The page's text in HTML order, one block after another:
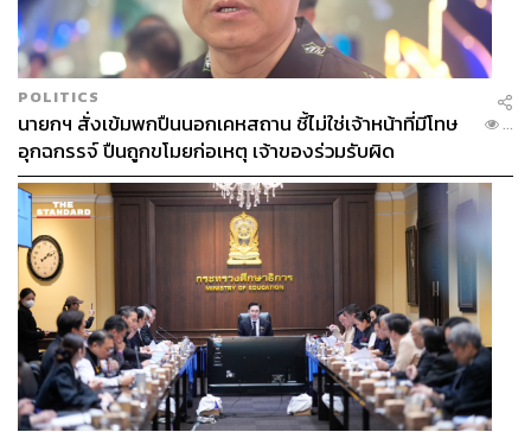
POLITICS
นายกฯ สั่งเข้มพกปืนนอกเคหสถาน ชี้ไม่ใช่เจ้าหน้าที่มีโทษ
อุกฉกรรจ์ ปืนถูกขโมยก่อเหตุ เจ้าของร่วมรับผิด
...